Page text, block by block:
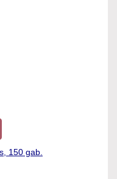
150 gab.